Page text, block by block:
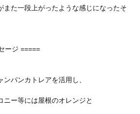
また一段上がったような感じになったそ
ージ =====
パンカトレアを活用し、
ニー等には屋根のオレンジと